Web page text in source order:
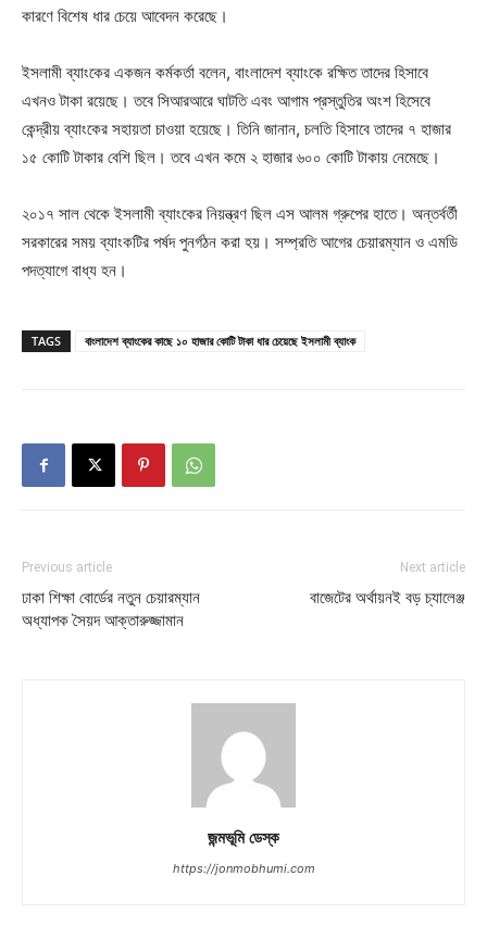
কারণে বিশেষ ধার চেয়ে আবেদন করেছে।
ইসলামী ব্যাংকের একজন কর্মকর্তা বলেন, বাংলাদেশ ব্যাংকে রক্ষিত তাদের হিসাবে
এখনও টাকা রয়েছে। তবে সিআরআরে ঘাটতি এবং আগাম প্রস্তুতির অংশ হিসেবে
কেন্দ্রীয় ব্যাংকের সহায়তা চাওয়া হয়েছে। তিনি জানান, চলতি হিসাবে তাদের ৭ হাজার
১৫ কোটি টাকার বেশি ছিল। তবে এখন কমে ২ হাজার ৬০০ কোটি টাকায় নেমেছে।
২০১৭ সাল থেকে ইসলামী ব্যাংকের নিয়ন্ত্রণ ছিল এস আলম গ্রুপের হাতে। অন্তর্বর্তী
সরকারের সময় ব্যাংকটির পর্ষদ পুনর্গঠন করা হয়। সম্প্রতি আগের চেয়ারম্যান ও এমডি
পদত্যাগে বাধ্য হন।
TAGS বাংলাদেশ ব্যাংকের কাছে ১০ হাজার কোটি টাকা ধার চেয়েছে ইসলামী ব্যাংক
Previous article
ঢাকা শিক্ষা বোর্ডের নতুন চেয়ারম্যান
অধ্যাপক সৈয়দ আক্তারুজ্জামান
Next article
বাজেটের অর্থায়নই বড় চ্যালেঞ্জ
জন্মভূমি ডেস্ক
https://jonmobhumi.com